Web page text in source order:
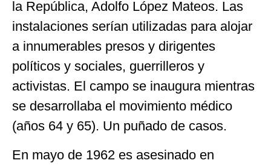
la República, Adolfo López Mateos. Las
instalaciones serían utilizadas para alojar
a innumerables presos y dirigentes
políticos y sociales, guerrilleros y
activistas. El campo se inaugura mientras
se desarrollaba el movimiento médico
(años 64 y 65). Un puñado de casos.
En mayo de 1962 es asesinado en